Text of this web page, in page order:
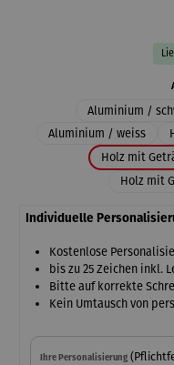
Aluminium /
Aluminium / weiss
Holz mit
Holz mit
Individuelle
Kostenlose
bis zu 25 Zeichen inkl.
Bitte auf korrekte
Kein Umtausch von
Ihre Personalisierung